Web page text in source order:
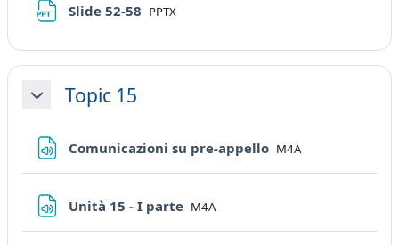
Slide 52-58 File
PPTX
MinimizzaTopic 15
Comunicazioni su pre-appello File
M4A
Unità 15 - I parte File
M4A